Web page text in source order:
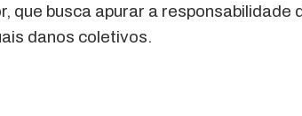
que busca apurar a responsabilidade
danos coletivos.